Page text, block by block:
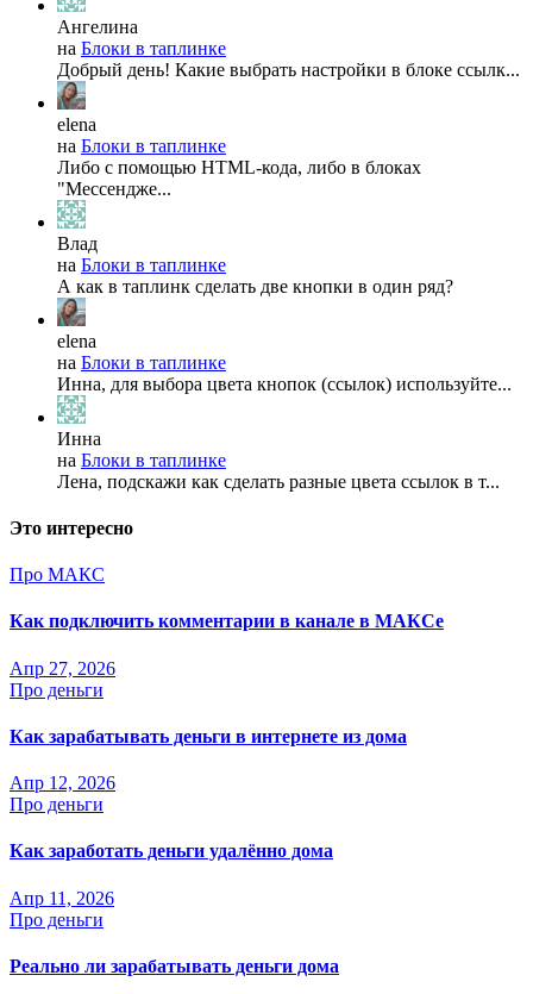
Ангелина
на Блоки в таплинке
Добрый день! Какие выбрать настройки в блоке ссылк...
elena
на Блоки в таплинке
Либо с помощью HTML-кода, либо в блоках
"Мессендже...
Влад
на Блоки в таплинке
А как в таплинк сделать две кнопки в один ряд?
elena
на Блоки в таплинке
Инна, для выбора цвета кнопок (ссылок) используйте...
Инна
на Блоки в таплинке
Лена, подскажи как сделать разные цвета ссылок в т...
Это интересно
Про МАКС
Как подключить комментарии в канале в МАКСе
Апр 27, 2026
Про деньги
Как зарабатывать деньги в интернете из дома
Апр 12, 2026
Про деньги
Как заработать деньги удалённо дома
Апр 11, 2026
Про деньги
Реально ли зарабатывать деньги дома